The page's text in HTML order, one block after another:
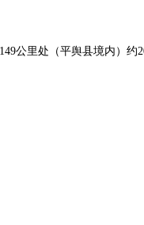
公里处（平舆县境内）约